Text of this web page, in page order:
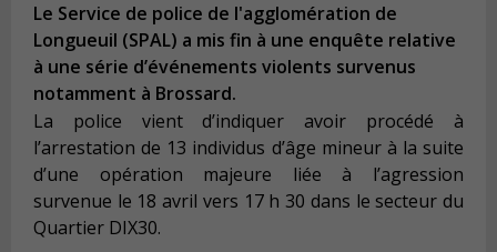
Le Service de police de l'agglomération de
Longueuil (SPAL) a mis fin à une enquête relative
à une série d’événements violents survenus
notamment à Brossard.
La police vient d’indiquer avoir procédé à
l’arrestation de 13 individus d’âge mineur à la suite
d’une opération majeure liée à l’agression
survenue le 18 avril vers 17 h 30 dans le secteur du
Quartier DIX30.